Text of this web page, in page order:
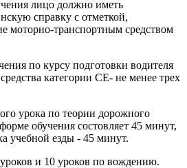
лицо должно иметь
справку с отметкой,
моторно-транспортным средством
по курсу подготовки водителя
категории СЕ- не менее трех
урока по теории дорожного
обучения состовляет 45 минут,
учебной езды - 45 минут.
и 10 уроков по вождению.